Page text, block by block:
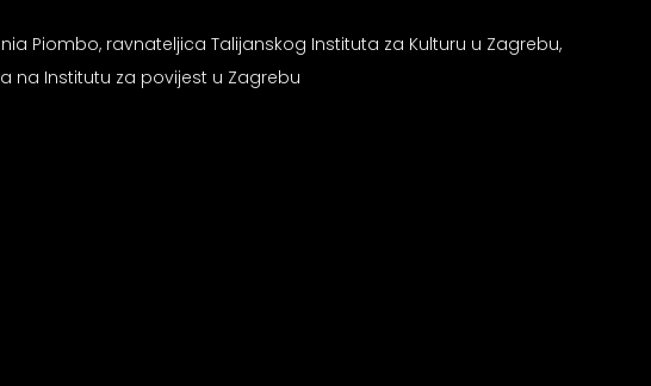
Piombo, ravnateljica Talijanskog Instituta za Kulturu u Zagrebu,
na Institutu za povijest u Zagrebu